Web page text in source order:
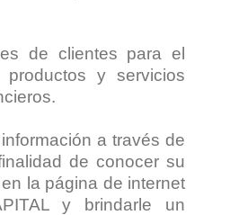
de clientes para el
productos y servicios
a través de
de conocer su
la página de internet
y brindarle un